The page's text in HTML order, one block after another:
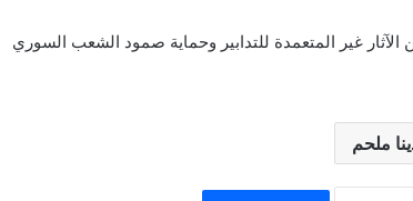
غير المتعمدة للتدابير وحماية صمود الشعب السوري
ملحم